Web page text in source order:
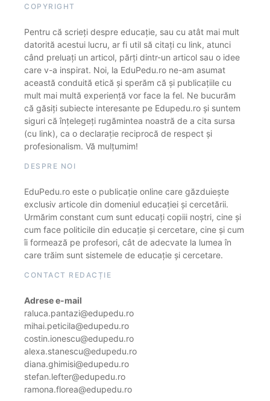
COPYRIGHT
Pentru că scrieți despre educație, sau cu atât mai mult
datorită acestui lucru, ar fi util să citați cu link, atunci
când preluați un articol, părți dintr-un articol sau o idee
care v-a inspirat. Noi, la EduPedu.ro ne-am asumat
această conduită etică și sperăm că și publicațiile cu
mult mai multă experiență vor face la fel. Ne bucurăm
că găsiți subiecte interesante pe Edupedu.ro și suntem
siguri că înțelegeți rugămintea noastră de a cita sursa
(cu link), ca o declarație reciprocă de respect și
profesionalism. Vă mulțumim!
DESPRE NOI
EduPedu.ro este o publicație online care găzduiește
exclusiv articole din domeniul educației și cercetării.
Urmărim constant cum sunt educați copiii noștri, cine și
cum face politicile din educație și cercetare, cine și cum
îi formează pe profesori, cât de adecvate la lumea în
care trăim sunt sistemele de educație și cercetare.
CONTACT REDACȚIE
Adrese e-mail
raluca.pantazi@edupedu.ro
mihai.peticila@edupedu.ro
costin.ionescu@edupedu.ro
alexa.stanescu@edupedu.ro
diana.ghimisi@edupedu.ro
stefan.lefter@edupedu.ro
ramona.florea@edupedu.ro